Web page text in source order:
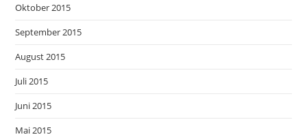
Oktober 2015
September 2015
August 2015
Juli 2015
Juni 2015
Mai 2015